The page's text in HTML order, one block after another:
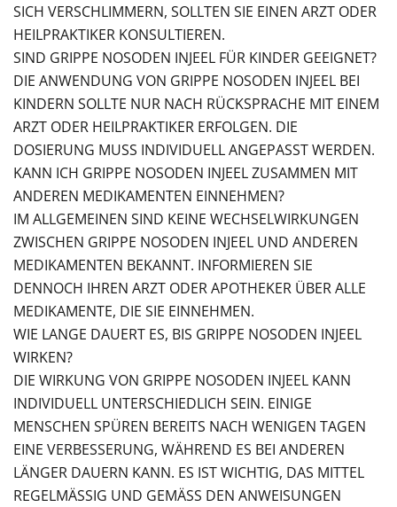
SICH VERSCHLIMMERN, SOLLTEN SIE EINEN ARZT ODER
HEILPRAKTIKER KONSULTIEREN.
SIND GRIPPE NOSODEN INJEEL FÜR KINDER GEEIGNET?
DIE ANWENDUNG VON GRIPPE NOSODEN INJEEL BEI
KINDERN SOLLTE NUR NACH RÜCKSPRACHE MIT EINEM
ARZT ODER HEILPRAKTIKER ERFOLGEN. DIE
DOSIERUNG MUSS INDIVIDUELL ANGEPASST WERDEN.
KANN ICH GRIPPE NOSODEN INJEEL ZUSAMMEN MIT
ANDEREN MEDIKAMENTEN EINNEHMEN?
IM ALLGEMEINEN SIND KEINE WECHSELWIRKUNGEN
ZWISCHEN GRIPPE NOSODEN INJEEL UND ANDEREN
MEDIKAMENTEN BEKANNT. INFORMIEREN SIE
DENNOCH IHREN ARZT ODER APOTHEKER ÜBER ALLE
MEDIKAMENTE, DIE SIE EINNEHMEN.
WIE LANGE DAUERT ES, BIS GRIPPE NOSODEN INJEEL
WIRKEN?
DIE WIRKUNG VON GRIPPE NOSODEN INJEEL KANN
INDIVIDUELL UNTERSCHIEDLICH SEIN. EINIGE
MENSCHEN SPÜREN BEREITS NACH WENIGEN TAGEN
EINE VERBESSERUNG, WÄHREND ES BEI ANDEREN
LÄNGER DAUERN KANN. ES IST WICHTIG, DAS MITTEL
REGELMÄSSIG UND GEMÄSS DEN ANWEISUNGEN EI